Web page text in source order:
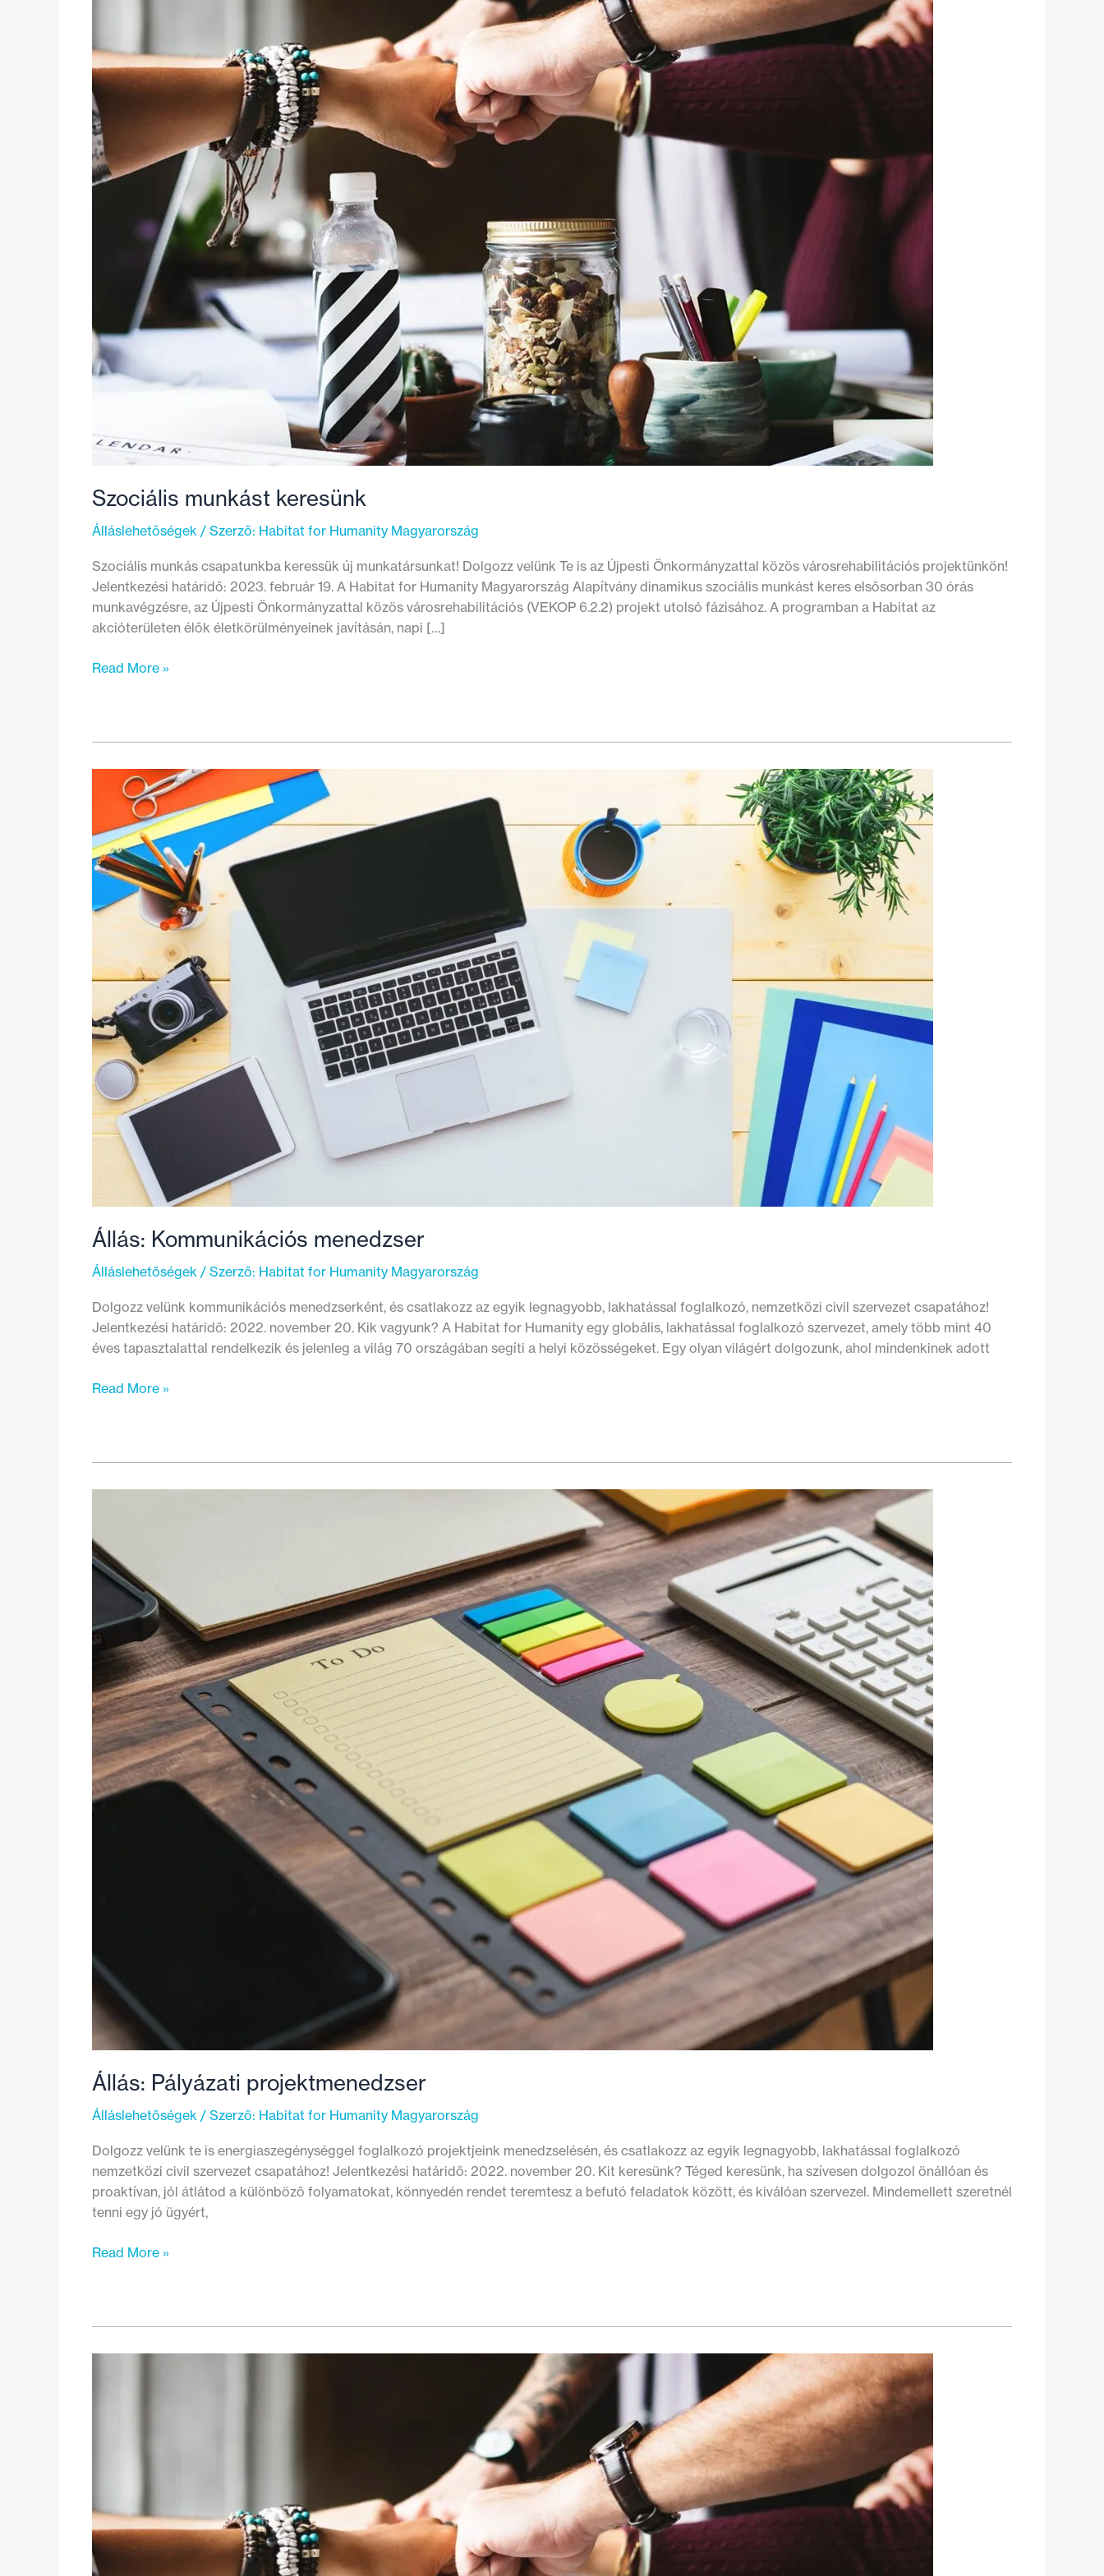
Szociális munkást keresünk
Álláslehetőségek / Szerző: Habitat for Humanity Magyarország
Szociális munkás csapatunkba keressük új munkatársunkat! Dolgozz velünk Te is az Újpesti Önkormányzattal közös városrehabilitációs projektünkön!
Jelentkezési határidő: 2023. február 19. A Habitat for Humanity Magyarország Alapítvány dinamikus szociális munkást keres elsősorban 30 órás
munkavégzésre, az Újpesti Önkormányzattal közös városrehabilitációs (VEKOP 6.2.2) projekt utolsó fázisához. A programban a Habitat az
akcióterületen élők életkörülményeinek javításán, napi […]
Szociális
Read More »
Állás: Kommunikációs menedzser
Álláslehetőségek / Szerző: Habitat for Humanity Magyarország
Dolgozz velünk kommunikációs menedzserként, és csatlakozz az egyik legnagyobb, lakhatással foglalkozó, nemzetközi civil szervezet csapatához!
Jelentkezési határidő: 2022. november 20. Kik vagyunk? A Habitat for Humanity egy globális, lakhatással foglalkozó szervezet, amely több mint 40
éves tapasztalattal rendelkezik és jelenleg a világ 70 országában segíti a helyi közösségeket. Egy olyan világért dolgozunk, ahol mindenkinek adott
Állás:
Read More »
Állás: Pályázati projektmenedzser
Álláslehetőségek / Szerző: Habitat for Humanity Magyarország
Dolgozz velünk te is energiaszegénységgel foglalkozó projektjeink menedzselésén, és csatlakozz az egyik legnagyobb, lakhatással foglalkozó
nemzetközi civil szervezet csapatához! Jelentkezési határidő: 2022. november 20. Kit keresünk? Téged keresünk, ha szívesen dolgozol önállóan és
proaktívan, jól átlátod a különböző folyamatokat, könnyedén rendet teremtesz a befutó feladatok között, és kiválóan szervezel. Mindemellett szeretnél
tenni egy jó ügyért,
Állás:
Read More »